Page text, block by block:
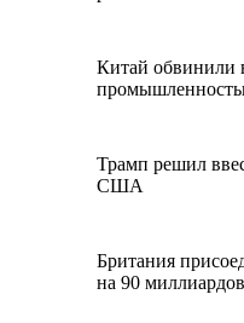
Китай обвинили
Трамп решил
США
Британия
на 90